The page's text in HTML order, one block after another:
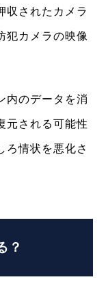
収されたカメラ
犯カメラの映像
内のデータを消
元される可能性
ろ情状を悪化さ
？